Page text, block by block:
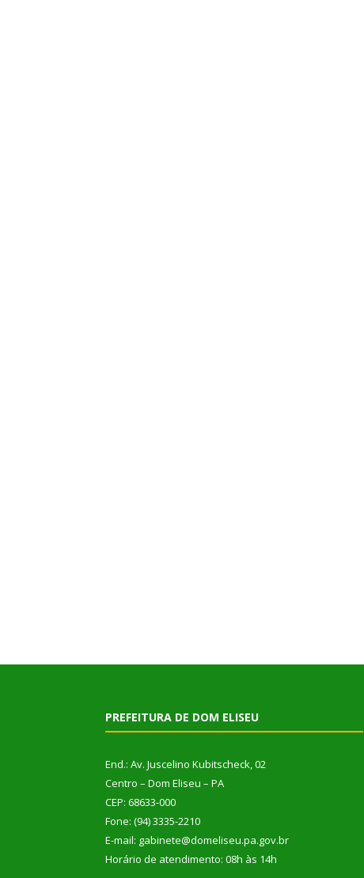
PREFEITURA DE DOM ELISEU
End.: Av. Juscelino Kubitscheck, 02
Centro – Dom Eliseu – PA
CEP: 68633-000
Fone: (94) 3335-2210
E-mail: gabinete@domeliseu.pa.gov.br
Horário de atendimento: 08h às 14h